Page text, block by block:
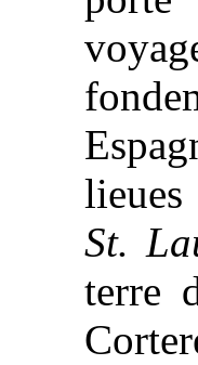
St.
terre